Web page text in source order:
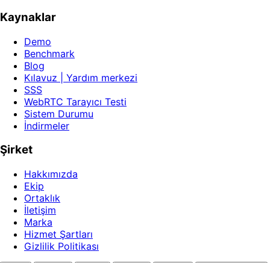
Kaynaklar
Demo
Benchmark
Blog
Kılavuz | Yardım merkezi
SSS
WebRTC Tarayıcı Testi
Sistem Durumu
İndirmeler
Şirket
Hakkımızda
Ekip
Ortaklık
İletişim
Marka
Hizmet Şartları
Gizlilik Politikası